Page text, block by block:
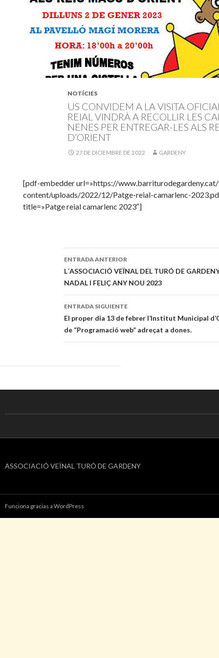
NOTÍCIES
US CONVIDEM A LA VISITA
REIAL VINDRÀ A RECOLLIR LES
NENES PER ENTREGAR-LES ALS
D’ORIENT
27 DE DICIEMBRE DE 2022 GARDENY
[pdf-embedder url=»https://
content/uploads/2022/12/Patge-reial-camarlenc-
title=»Patge reial camarlenc 2023″]
Navegación
de
entradas
ENTRADA ANTERIOR
L´ASSOCIACIÓ VEÏNAL DEL TURÓ DE
NADAL I FELIÇ ANY NOU 2023
ENTRADA SIGUIENTE
El proper dia 13 de febrer l’Institut Municipal
de “Programació web” adreçat a dones.
ASSOCIACIÓ VEÏNAL TURÓ DE GARDENY
Funciona gracias a WordPress